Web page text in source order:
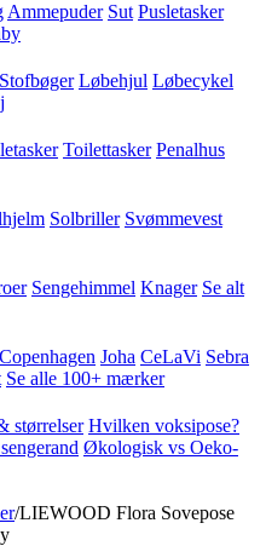
Ammepuder Sut Pusletasker
Stofbøger Løbehjul Løbecykel
Toilettasker Penalhus
Solbriller Svømmevest
Sengehimmel Knager Se alt
Joha CeLaVi Sebra
Se alle 100+ mærker
størrelser Hvilken voksipose?
Økologisk vs Oeko-
/LIEWOOD Flora Sovepose